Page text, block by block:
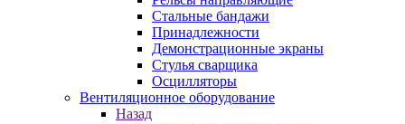
Стальные бандажи
Принадлежности
Демонстрационные экраны
Стулья сварщика
Осцилляторы
Вентиляционное оборудование
Назад